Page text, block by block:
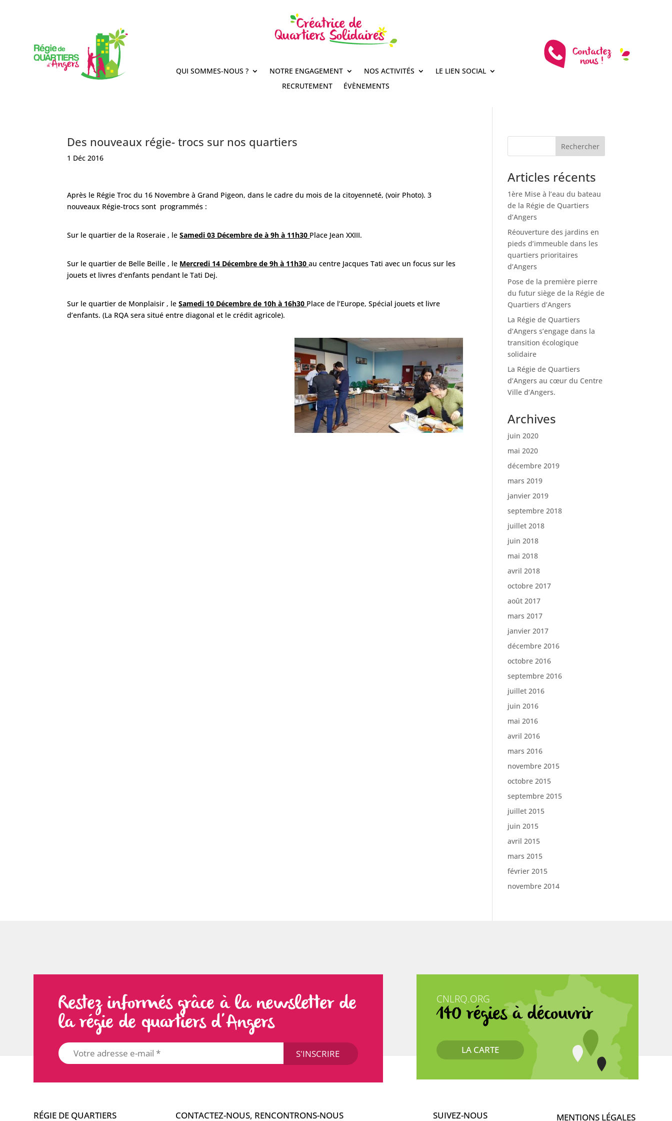
QUI SOMMES-NOUS ? NOTRE ENGAGEMENT NOS ACTIVITÉS
LE LIEN SOCIAL
RECRUTEMENT
ÉVÈNEMENTS
Des nouveaux régie- trocs sur nos quartiers
1 Déc 2016
Après le Régie Troc du 16 Novembre à Grand Pigeon, dans le cadre du mois de la citoyenneté, (voir Photo). 3
nouveaux Régie-trocs sont programmés :
Sur le quartier de la Roseraie , leSamedi 03 Décembre de à 9h à 11h30 Place Jean XXIII.
Sur le quartier de Belle Beille , le Mercredi 14 Décembre de 9h à 11h30au centre Jacques Tati avec un focus sur les
jouets et livres d’enfants pendant le Tati Dej.
Sur le quartier de Monplaisir , leSamedi 10 Décembre de 10h à 16h30 Place de l’Europe, Spécial jouets et livre
d’enfants. (La RQA sera situé entre diagonal et le crédit agricole).
Articles récents
1ère Mise à l’eau du bateau
de la Régie de Quartiers
d’Angers
Réouverture des jardins en
pieds d’immeuble dans les
quartiers prioritaires
d’Angers
Pose de la première pierre
du futur siège de la Régie de
Quartiers d’Angers
La Régie de Quartiers
d’Angers s’engage dans la
transition écologique
solidaire
La Régie de Quartiers
d’Angers au cœur du Centre
Ville d’Angers.
Archives
juin 2020
mai 2020
décembre 2019
mars 2019
janvier 2019
septembre 2018
juillet 2018
juin 2018
mai 2018
avril 2018
octobre 2017
août 2017
mars 2017
janvier 2017
décembre 2016
octobre 2016
septembre 2016
juillet 2016
juin 2016
mai 2016
avril 2016
mars 2016
novembre 2015
octobre 2015
septembre 2015
juillet 2015
juin 2015
avril 2015
mars 2015
février 2015
novembre 2014
Restez informés grâce à la newsletter de
la régie de quartiers d’Angers
CNLRQ.ORG
140 régies à découvrir
LA CARTE
RÉGIE DE QUARTIERS CONTACTEZ-NOUS, RENCONTRONS-NOUS SUIVEZ-NOUS MENTIONS LÉGALES